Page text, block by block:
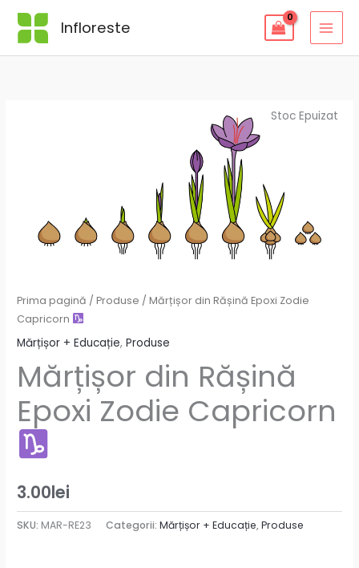
Skip
Infloreste
Stoc Epuizat
Prima pagină /Produse / Mărțișor din Rășină Epoxi Zodie
Capricorn
Mărțișor + Educație,Produse
Mărțișor din Rășină
Epoxi Zodie Capricorn
3.00lei
SKU: MAR-RE23 Categorii:Mărțișor + Educație,Produse